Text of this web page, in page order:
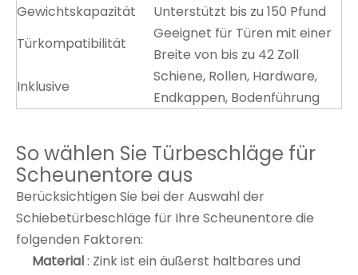
Gewichtskapazität
Unterstützt bis zu 150 Pfund
Türkompatibilität
Geeignet für Türen mit einer
Breite von bis zu 42 Zoll
Inklusive
Schiene, Rollen, Hardware,
Endkappen, Bodenführung
So wählen Sie Türbeschläge für
Scheunentore aus
Berücksichtigen Sie bei der Auswahl der
Schiebetürbeschläge für Ihre Scheunentore die
folgenden Faktoren:
Material: Zink ist ein äußerst haltbares und